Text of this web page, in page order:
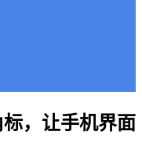
，让手机界面